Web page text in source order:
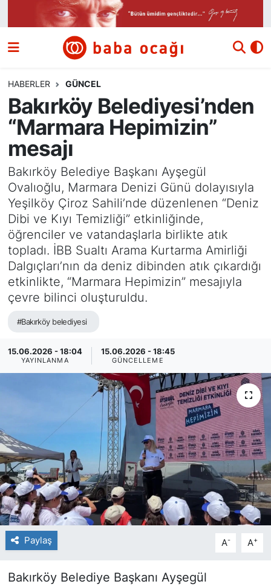
HABERLER GÜNCEL
Bakırköy Belediyesi’nden
“Marmara Hepimizin”
mesajı
Bakırköy Belediye Başkanı Ayşegül
Ovalıoğlu, Marmara Denizi Günü dolayısıyla
Yeşilköy Çiroz Sahili’nde düzenlenen “Deniz
Dibi ve Kıyı Temizliği” etkinliğinde,
öğrenciler ve vatandaşlarla birlikte atık
topladı. İBB Sualtı Arama Kurtarma Amirliği
Dalgıçları’nın da deniz dibinden atık çıkardığı
etkinlikte, “Marmara Hepimizin” mesajıyla
çevre bilinci oluşturuldu.
#Bakırköy belediyesi
15.06.2026 - 18:04
YAYINLANMA
15.06.2026 - 18:45
GÜNCELLEME
Paylaş A- A+
Bakırköy Belediye Başkanı Ayşegül
Siyaset
Ekonomi
Dünya
Kültür ve Sanat
Eğitim
Bilim ve Teknoloji
Yazı Dizisi
Nöbetçi Eczaneler
Hava Durumu
Namaz Vakitleri
Trafik Durumu
Süper Lig Puan Durumu ve Fikstür
Tüm Manşetler
Son Dakika Haberleri
Haber Arşivi